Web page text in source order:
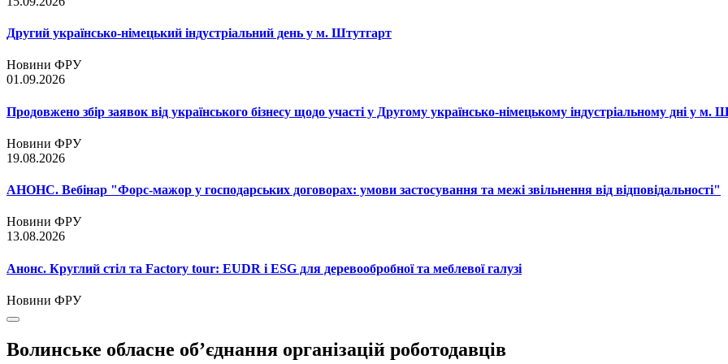
Другий українсько-німецький індустріальний день у м. Штутгарт
Новини ФРУ
01.09.2026
Продовжено збір заявок від українського бізнесу щодо участі у Другому українсько-німецькому індустріальному дні у м.
Новини ФРУ
19.08.2026
АНОНС. Вебінар "Форс-мажор у господарських договорах: умови застосування та межі звільнення від відповідальності"
Новини ФРУ
13.08.2026
Анонс. Круглий стіл та Factory tour: EUDR і ESG для деревообробної та меблевої галузі
Новини ФРУ
Волинське обласне об’єднання організацій роботодавців